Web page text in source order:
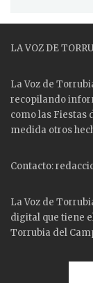
LA VOZ DE
La Voz de
recopilando
como las Fiestas
medida otros
Contacto:
La Voz de
digital que tiene
Torrubia del